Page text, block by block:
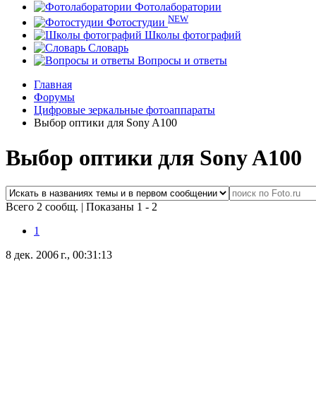
Фотолаборатории
Фотостудии NEW
Школы фотографий
Словарь
Вопросы и ответы
Главная
Форумы
Цифровые зеркальные фотоаппараты
Выбор оптики для Sony A100
Выбор оптики для Sony A100
Всего 2 сообщ. | Показаны 1 - 2
1
8 дек. 2006 г., 00:31:13